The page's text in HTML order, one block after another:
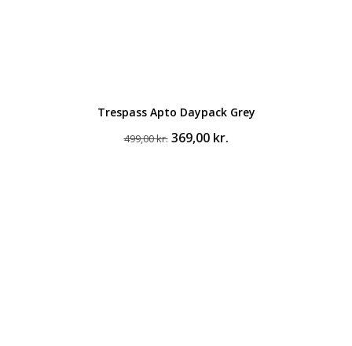
Trespass Apto Daypack Grey
499,00kr. Den
369,00 kr.Den